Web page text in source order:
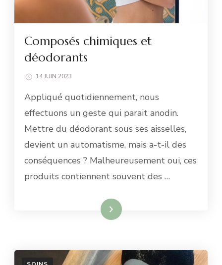
Composés chimiques et
déodorants
14 JUIN 2023
Appliqué quotidiennement, nous
effectuons un geste qui parait anodin.
Mettre du déodorant sous ses aisselles,
devient un automatisme, mais a-t-il des
conséquences ? Malheureusement oui, ces
produits contiennent souvent des …
Lire la suite